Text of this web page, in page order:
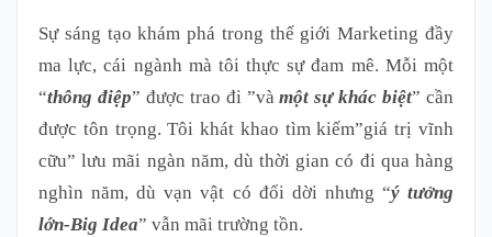
Sự sáng tạo khám phá trong thế giới Marketing đầy
ma lực, cái ngành mà tôi thực sự đam mê. Mỗi một
“thông điệp” được trao đi ”vàmột sự khác biệt” cần
được tôn trọng. Tôi khát khao tìm kiếm”giá trị vĩnh
cữu” lưu mãi ngàn năm, dù thời gian có đi qua hàng
nghìn năm, dù vạn vật có đổi dời nhưng “ý tưởng
lớn-Big Idea” vẫn mãi trường tồn.